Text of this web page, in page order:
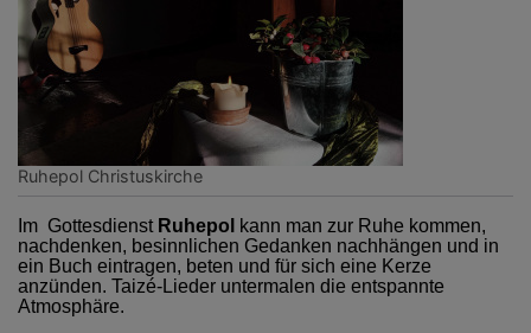
Ruhepol Christuskirche
Im Gottesdienst Ruhepol
kann man zur Ruhe kommen,
nachdenken, besinnlichen Gedanken nachhängen und in
ein Buch eintragen, beten und für sich eine Kerze
anzünden. Taizé-Lieder untermalen die entspannte
Atmosphäre.